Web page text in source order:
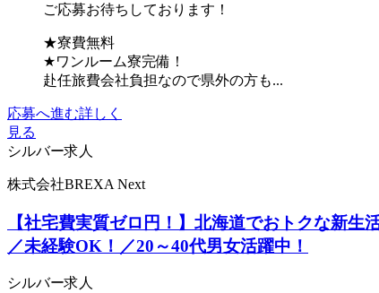
ご応募お待ちしております！
★寮費無料
★ワンルーム寮完備！
赴任旅費会社負担なので県外の方も...
応募へ進む詳しく
見る
シルバー求人
株式会社BREXA Next
【社宅費実質ゼロ円！】北海道でおトクな新
／未経験OK！／20～40代男女活躍中！
シルバー求人